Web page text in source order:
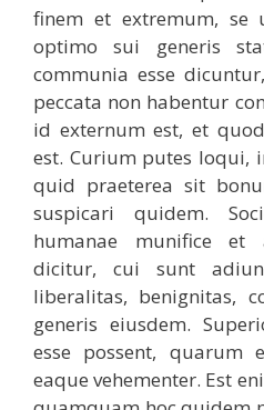
finem et extremum,
optimo sui generis
communia esse
peccata non habentur
id externum est, et
est. Curium putes
quid praeterea sit
suspicari quidem.
humanae munifice et
dicitur, cui sunt
liberalitas, benignitas,
generis eiusdem.
esse possent, quarum
eaque vehementer. Est